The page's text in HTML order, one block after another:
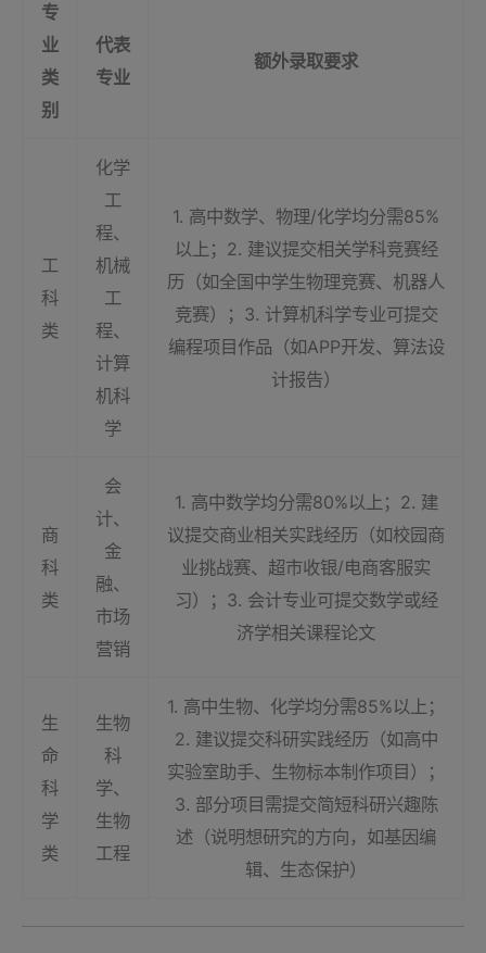
专
业
类
别
代表
专业
额外录取要求
工
科
类
化学
工
程、
机械
工
程、
计算
机科
学
1. 高中数学、物理/化学均分需85%
以上；2. 建议提交相关学科竞赛经
历（如全国中学生物理竞赛、机器人
竞赛）；3. 计算机科学专业可提交
编程项目作品（如APP开发、算法设
计报告）
商
科
类
会
计、
金
融、
市场
营销
1. 高中数学均分需80%以上；2. 建
议提交商业相关实践经历（如校园商
业挑战赛、超市收银/电商客服实
习）；3. 会计专业可提交数学或经
济学相关课程论文
生
命
科
学
类
生物
科
学、
生物
工程
1. 高中生物、化学均分需85%以上；
2. 建议提交科研实践经历（如高中
实验室助手、生物标本制作项目）；
3. 部分项目需提交简短科研兴趣陈
述（说明想研究的方向，如基因编
辑、生态保护）